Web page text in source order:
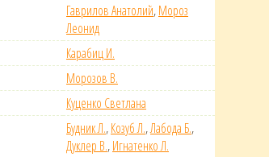
Гаврилов Анатолий,Мороз
Леонид
Карабиц И.
Морозов В.
Куценко Светлана
Будник Л.,Козуб Л.,Лабода Б.,
Дуклер В.,Игнатенко Л.